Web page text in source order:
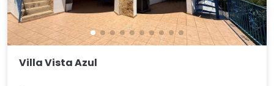
Villa Vista Azul